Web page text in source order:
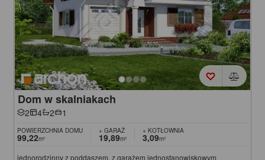
Dom w skalniakach
2 4 2 1
POWIERZCHNIA DOMU
99,22m²
+ GARAŻ
19,89m²
+ KOTŁOWNIA
3,09m²
jednorodzinny z poddaszem, z garażem jednostanowiskowym